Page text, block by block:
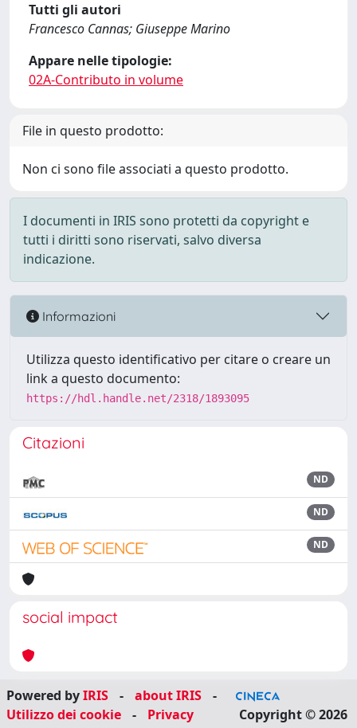
Tutti gli autori
Francesco Cannas; Giuseppe Marino
Appare nelle tipologie:
02A-Contributo in volume
File in questo prodotto:
Non ci sono file associati a questo prodotto.
I documenti in IRIS sono protetti da copyright e
tutti i diritti sono riservati, salvo diversa
indicazione.
Informazioni
Utilizza questo identificativo per citare o creare un
link a questo documento:
https://hdl.handle.net/2318/1893095
Citazioni
ND
ND
ND
social impact
Powered byIRIS - about IRIS
-
Utilizzo dei cookie
- Privacy Copyright © 2026